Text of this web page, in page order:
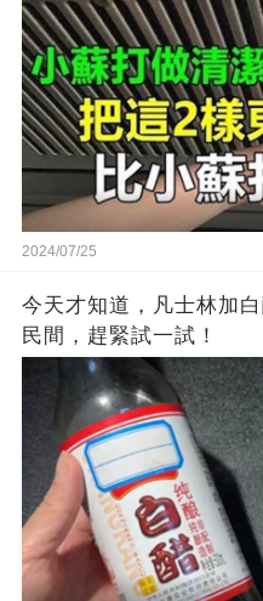
2024/07/25
今天才知道，凡士林加
民間，趕緊試一試！